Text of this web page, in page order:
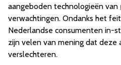
aangeboden technologieën van
verwachtingen. Ondanks het
Nederlandse consumenten in-
zijn velen van mening dat deze
verslechteren.